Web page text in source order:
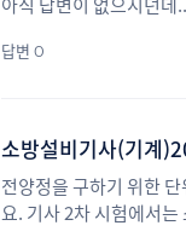
답변 0
소방설비기사(기계
전양정을 구하기 위한
요. 기사 2차 시험에서는